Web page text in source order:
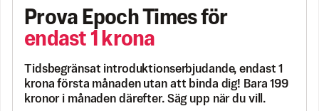
Prova Epoch Times för
endast 1 krona
Tidsbegränsat introduktionserbjudande, endast 1
krona första månaden utan att binda dig! Bara 199
kronor i månaden därefter. Säg upp när du vill.